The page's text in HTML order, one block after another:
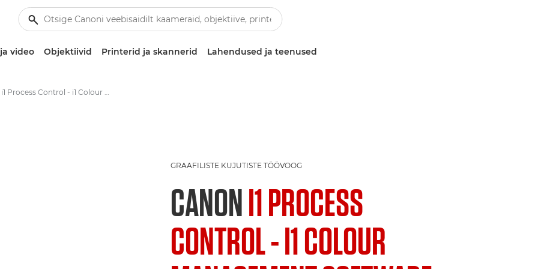
video Objektiivid Printerid ja skannerid Lahendused ja teenused
i1 Process Control - i1 Colour Management software - Colour management software
GRAAFILISTE KUJUTISTE TÖÖVOOG
CANONI1 PROCESS
CONTROL - I1 COLOUR